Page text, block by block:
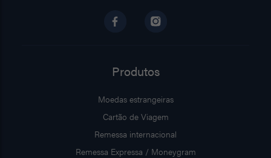
Produtos
Moedas estrangeiras
Cartão de Viagem
Remessa internacional
Remessa Expressa / Moneygram